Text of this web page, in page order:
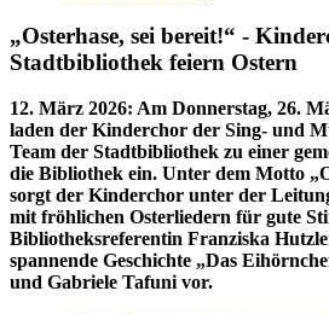
„Osterhase, sei bereit!“ -
Stadtbibliothek feiern Ostern
12. März 2026: Am Donnerstag, 26.
laden der Kinderchor der Sing- und
Team der Stadtbibliothek zu einer
die Bibliothek ein. Unter dem Motto
sorgt der Kinderchor unter der
mit fröhlichen Osterliedern für gute
Bibliotheksreferentin Franziska
spannende Geschichte „Das
und Gabriele Tafuni vor.